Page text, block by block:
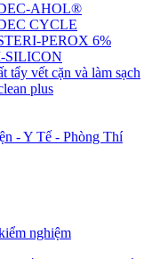
AHOL®
CYCLE
PEROX 6%
SILICON
vết cặn và làm sạch
plus
- Y Tế - Phòng Thí
nghiệm